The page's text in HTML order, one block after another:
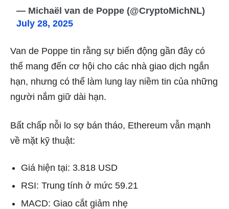
— Michaël van de Poppe (@CryptoMichNL)
July 28, 2025
Van de Poppe tin rằng sự biến động gần đây có
thể mang đến cơ hội cho các nhà giao dịch ngắn
hạn, nhưng có thể làm lung lay niềm tin của những
người nắm giữ dài hạn.
Bất chấp nỗi lo sợ bán tháo, Ethereum vẫn mạnh
về mặt kỹ thuật:
Giá hiện tại: 3.818 USD
RSI: Trung tính ở mức 59.21
MACD: Giao cắt giảm nhẹ